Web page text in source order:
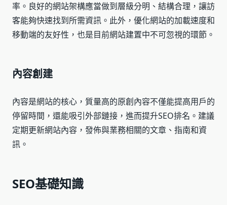
率。良好的網站架構應當做到層級分明、結構合理，讓訪
客能夠快速找到所需資訊。此外，優化網站的加載速度和
移動端的友好性，也是目前網站建置中不可忽視的環節。
內容創建
內容是網站的核心，質量高的原創內容不僅能提高用戶的
停留時間，還能吸引外部鏈接，進而提升SEO排名。建議
定期更新網站內容，發佈與業務相關的文章、指南和資
訊。
SEO基礎知識